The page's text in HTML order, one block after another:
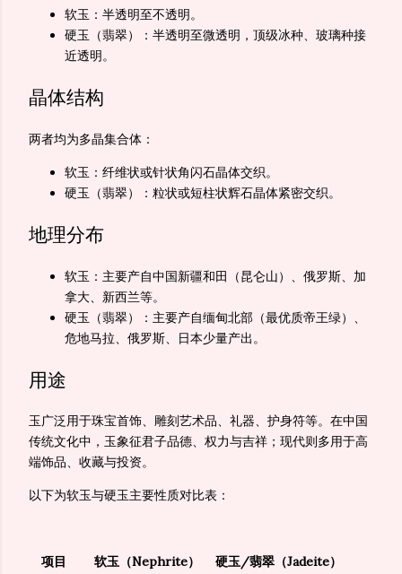
软玉：半透明至不透明。
硬玉（翡翠）：半透明至微透明，顶级冰种、玻璃种接
近透明。
晶体结构
两者均为多晶集合体：
软玉：纤维状或针状角闪石晶体交织。
硬玉（翡翠）：粒状或短柱状辉石晶体紧密交织。
地理分布
软玉：主要产自中国新疆和田（昆仑山）、俄罗斯、加
拿大、新西兰等。
硬玉（翡翠）：主要产自缅甸北部（最优质帝王绿）、
危地马拉、俄罗斯、日本少量产出。
用途
玉广泛用于珠宝首饰、雕刻艺术品、礼器、护身符等。在中国
传统文化中，玉象征君子品德、权力与吉祥；现代则多用于高
端饰品、收藏与投资。
以下为软玉与硬玉主要性质对比表：
项目 软玉（Nephrite） 硬玉/翡翠（Jadeite）